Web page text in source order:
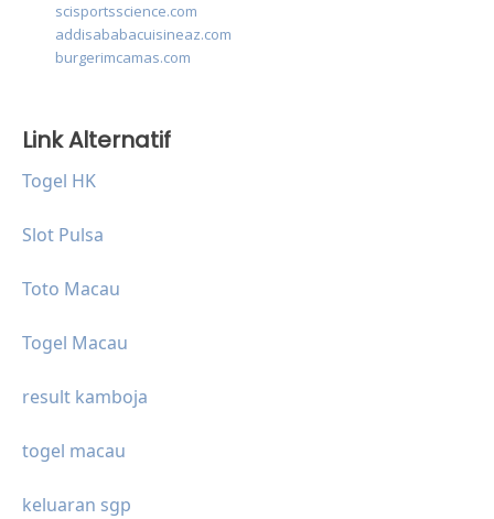
scisportsscience.com
addisababacuisineaz.com
burgerimcamas.com
Link Alternatif
Togel HK
Slot Pulsa
Toto Macau
Togel Macau
result kamboja
togel macau
keluaran sgp